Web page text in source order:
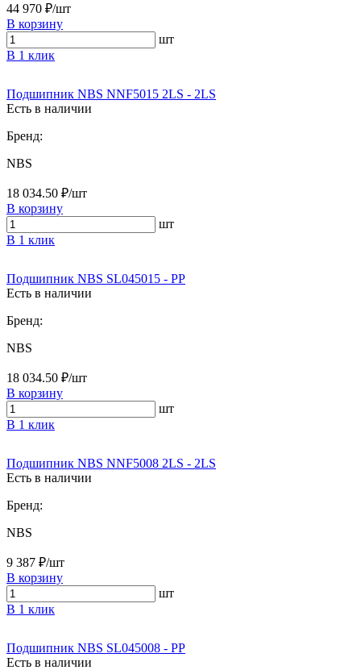
44 970 ₽/шт
В корзину
шт
В 1 клик
Подшипник NBS NNF5015 2LS - 2LS
Есть в наличии
Бренд:
NBS
18 034.50 ₽/шт
В корзину
шт
В 1 клик
Подшипник NBS SL045015 - PP
Есть в наличии
Бренд:
NBS
18 034.50 ₽/шт
В корзину
шт
В 1 клик
Подшипник NBS NNF5008 2LS - 2LS
Есть в наличии
Бренд:
NBS
9 387 ₽/шт
В корзину
шт
В 1 клик
Подшипник NBS SL045008 - PP
Есть в наличии